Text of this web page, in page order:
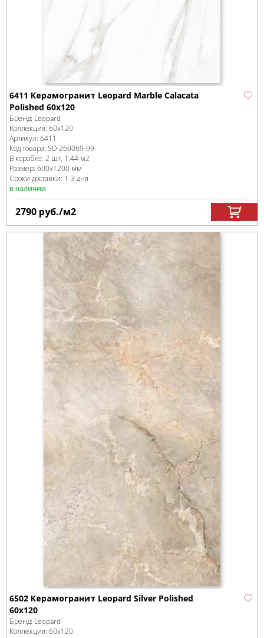
6411 Керамогранит Leopard Marble Calacata
Polished 60x120
Бренд: Leopard
Коллекция: 60x120
Артикул: 6411
Код товара: SD-260069-99
В коробке: 2 шт, 1.44 м2
Размер: 600x1200 мм
Сроки доставки: 1-3 дня
в наличии
2790 руб./м2
6502 Керамогранит Leopard Silver Polished
60x120
Бренд: Leopard
Коллекция: 60x120